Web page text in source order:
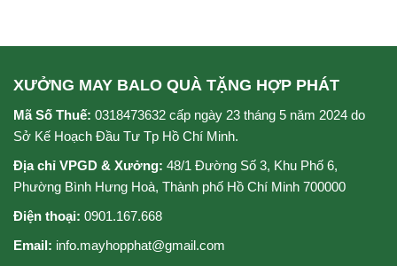
XƯỞNG MAY BALO QUÀ TẶNG HỢP PHÁT
Mã Số Thuế: 0318473632 cấp ngày 23 tháng 5 năm 2024 do
Sở Kế Hoạch Đầu Tư Tp Hồ Chí Minh.
Địa chỉ VPGD & Xưởng: 48/1 Đường Số 3, Khu Phố 6,
Phường Bình Hưng Hoà, Thành phố Hồ Chí Minh 700000
Điện thoại: 0901.167.668
Email: info.mayhopphat@gmail.com